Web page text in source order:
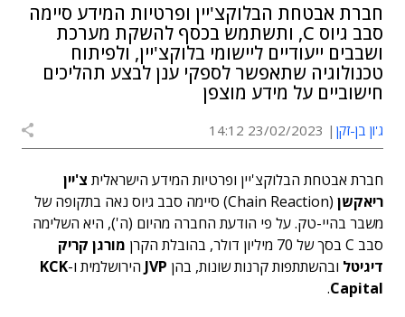
חברת אבטחת הבלוקצ'יין ופרטיות המידע סיימה
סבב גיוס C, ותשתמש בכסף להשקת מערכת
ושבבים ייעודיים ליישומי בלוקצ'יין, ולפיתוח
טכנולוגיה שתאפשר לספקי ענן לבצע תהליכים
חישוביים על מידע מוצפן
ג'ון בן-זקן 23/02/2023 14:12
חברת אבטחת הבלוקצ'יין ופרטיות המידע הישראלית צ'יין
ריאקשן
(Chain Reaction) סיימה סבב גיוס נאה בתקופה של
משבר בהיי-טק. על פי הודעת החברה מהיום (ה'), היא השלימה
סבב C בסך של 70 מיליון דולר, בהובלת הקרן
מורגן קריק
דיגיטל ובהשתתפות קרנות שונות, בהן JVP הירושלמית ו-KCK
Capital
.